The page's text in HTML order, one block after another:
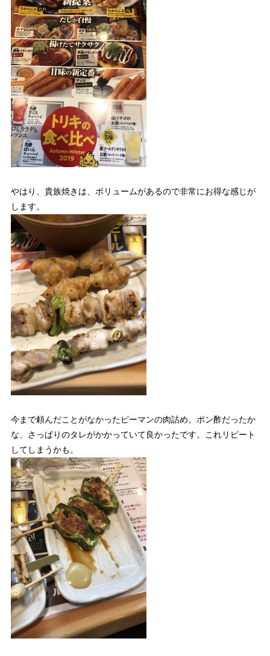
やはり、貴族焼きは、ボリュームがあるので非常にお得な感じが
します。
今まで頼んだことがなかったピーマンの肉詰め。ポン酢だったか
な、さっぱりのタレがかかっていて良かったです。これリピート
してしまうかも。